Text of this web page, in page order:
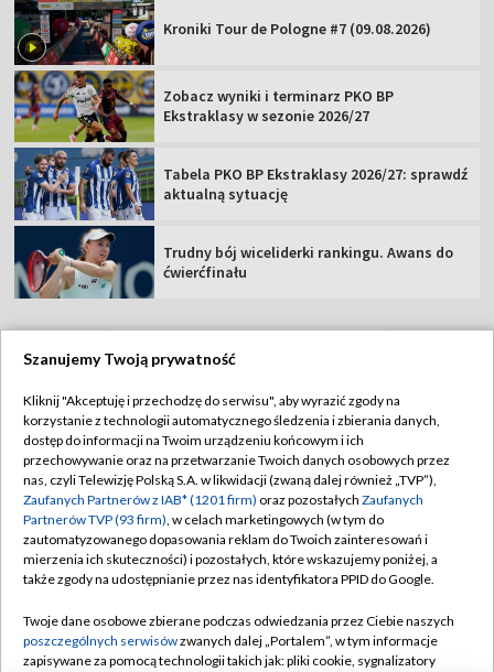
Kroniki Tour de Pologne #7 (09.08.2026)
Zobacz wyniki i terminarz PKO BP
Ekstraklasy w sezonie 2026/27
Tabela PKO BP Ekstraklasy 2026/27: sprawdź
aktualną sytuację
Trudny bój wiceliderki rankingu. Awans do
ćwierćfinału
Abonament TVP
Sklep TVP
Biuro Reklamy
Oferta Handlowa
Telegazeta ogłoszenia
Rada Programowa
Regulamin TVP
Polityka prywatności
Moje zgody
Biuro reklamy
Kontakt
Kanały
Szanujemy Twoją prywatność
Kliknij "Akceptuję i przechodzę do serwisu", aby wyrazić zgody na
korzystanie z technologii automatycznego śledzenia i zbierania danych,
dostęp do informacji na Twoim urządzeniu końcowym i ich
przechowywanie oraz na przetwarzanie Twoich danych osobowych przez
nas, czyli Telewizję Polską S.A. w likwidacji (zwaną dalej również „TVP”),
Zaufanych Partnerów z IAB* (1201 firm) oraz pozostałych Zaufanych
Partnerów TVP (93 firm), w celach marketingowych (w tym do
zautomatyzowanego dopasowania reklam do Twoich zainteresowań i
mierzenia ich skuteczności) i pozostałych, które wskazujemy poniżej, a
także zgody na udostępnianie przez nas identyfikatora PPID do Google.
Twoje dane osobowe zbierane podczas odwiedzania przez Ciebie naszych
poszczególnych serwisówzwanych dalej „Portalem”, w tym informacje
zapisywane za pomocą technologii takich jak: pliki cookie, sygnalizatory